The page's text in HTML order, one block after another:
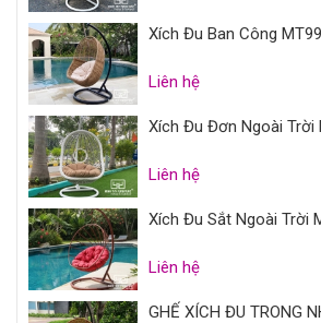
Xích Đu Ban Công
Liên hệ
Xích Đu Đơn Ngoài Trời
Liên hệ
Xích Đu Sắt Ngoài Trời
Liên hệ
GHẾ XÍCH ĐU TRONG